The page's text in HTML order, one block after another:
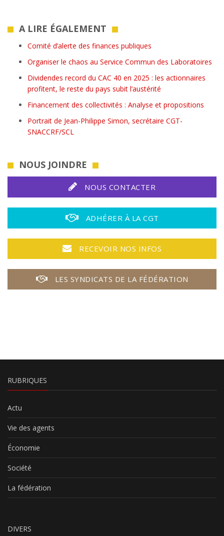
A LIRE ÉGALEMENT
Comité d’alerte des finances publiques
Organiser le chaos au Service Commun des Laboratoires
Dividendes record du CAC 40 en 2025 : les actionnaires
profitent, le reste du pays subit l’austérité
Financement des collectivités : Analyse et propositions
Portrait de Jean-Philippe Simon, secrétaire CGT-
SNACCRF/SCL
NOUS JOINDRE
NOUS CONTACTER
ADHÉRER À LA CGT
RECEVOIR NOS INFOS
LES SYNDICATS DE LA FÉDÉRATION
RUBRIQUES
Actu
Vie des agents
Économie
Société
La fédération
DIVERS